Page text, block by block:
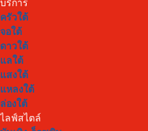
บริการ
ครัวใต้
จอใต้
ดาวใต้
แลใต้
แสงใต้
แหลงใต้
ล่องใต้
ไลฟ์สไตล์